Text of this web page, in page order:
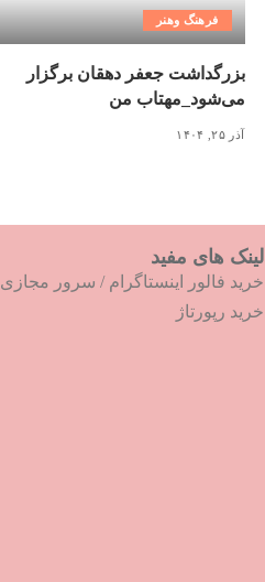
فرهنگ وهنر
بزرگداشت جعفر دهقان برگزار
می‌شود_مهتاب من
آذر ۲۵, ۱۴۰۴
لینک های مفید
خرید فالور اینستاگرام / سرور مجازی
خرید رپورتاژ